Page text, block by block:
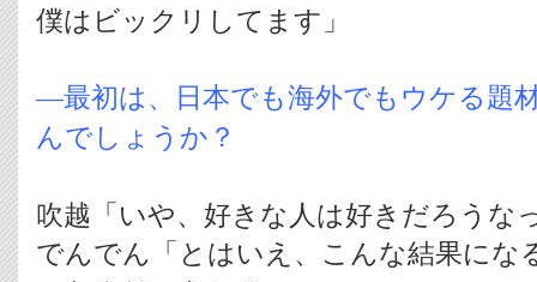
僕はビックリしてます」
―最初は、日本でも海外でもウケる題
んでしょうか？
吹越「いや、好きな人は好きだろうな
でんでん「とはいえ、こんな結果にな